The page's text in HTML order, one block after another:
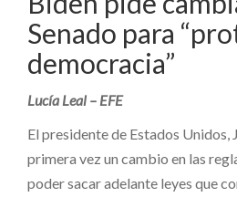
Senado para
democracia”
Lucía Leal – EFE
El presidente de Estados Unidos,
primera vez un cambio en las
poder sacar adelante leyes que